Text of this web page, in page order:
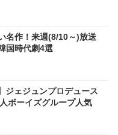
名作！来週(8/10～)放送
国時代劇4選
ジェジュンプロデュース
ボーイズグループ人気